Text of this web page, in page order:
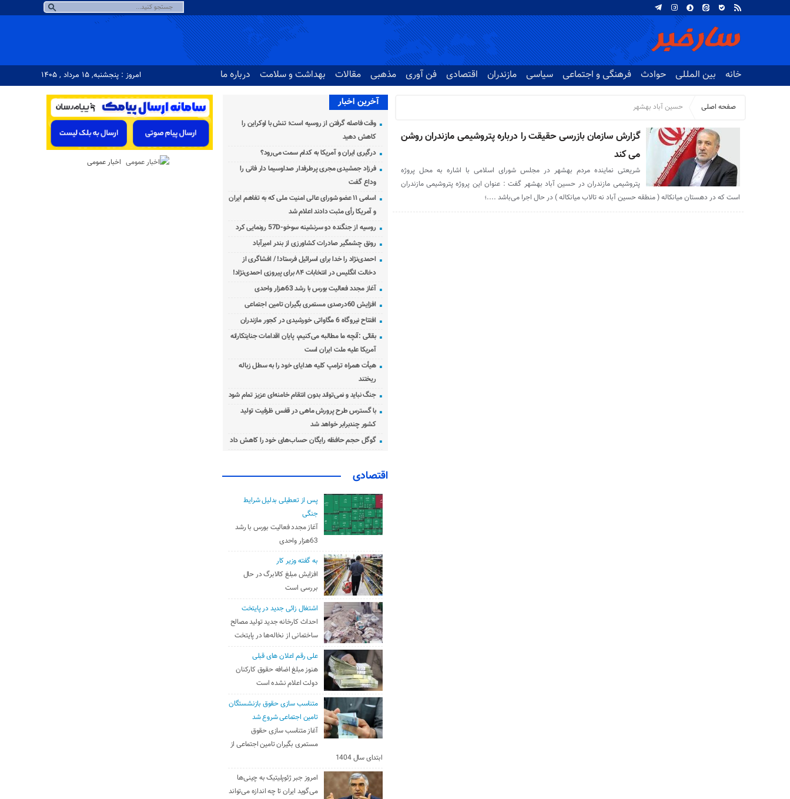
خانه بین المللی حوادث فرهنگی و اجتماعی سیاسی مازندران اقتصادی فن آوری مذهبی مقالات بهداشت و سلامت درباره ما امروز : پنجشنبه, ۱۵ مرداد , ۱۴۰۵
صفحه اصلی حسین آباد بهشهر
گزارش سازمان بازرسی حقیقت را درباره پتروشیمی مازندران روشن
می کند
شریعتی نماینده مردم بهشهر در مجلس شورای اسلامی با اشاره به محل پروژه
پتروشیمی مازندران در حسین آباد بهشهر گفت : عنوان این پروژه پتروشیمی مازندران
است که در دهستان میانکاله ( منطقه حسین آباد نه تالاب میانکاله ) در حال اجرا می‌باشد ....؛
آخرین اخبار
وقت فاصله گرفتن از روسیه است؛ تنش با اوکراین را
کاهش دهید
درگیری ایران و آمریکا به کدام سمت می‌رود؟
فرزاد جمشیدی مجری پرطرفدار صداوسیما دار فانی را
وداع گفت
اسامی ۱۱ عضو شورای عالی امنیت ملی که به تفاهم ایران
و آمریکا رأی مثبت دادند اعلام شد
روسیه از جنگنده دو سرنشینه سوخو-57D رونمایی کرد
رونق چشمگیر صادرات کشاورزی از بندر امیرآباد
احمدی‌نژاد را خدا برای اسرائیل فرستاد! / افشاگری از
دخالت انگلیس در انتخابات ۸۴ برای پیروزی احمدی‌نژاد!
آغاز مجدد فعالیت بورس با رشد 63هزار واحدی
افزایش 60درصدی مستمری بگیران تامین اجتماعی
افتتاح نیروگاه 6 مگاواتی خورشیدی در کجور مازندران
بقائی :آنچه ما مطالبه می‌کنیم، پایان اقدامات جنایتکارانه
آمریکا علیه ملت ایران است
هیأت همراه ترامپ کلیه هدایای خود را به سطل زباله
ریختند
جنگ نباید و نمی‌تواند بدون انتقام خامنه‌ای عزیز تمام شود
با گسترس طرح پرورش ماهی در قفس ظرفیت تولید
کشور چندبرابر خواهد شد
گوگل حجم حافظه رایگان حساب‌های خود را کاهش داد
اقتصادی
پس از تعطیلی بدلیل شرایط
جنگی
آغاز مجدد فعالیت بورس با رشد
63هزار واحدی
به گفته وزیر کار
افزایش مبلغ کالابرگ در حال
بررسی است
اشتغال زائی جدید در پایتخت
احداث کارخانه جدید تولید مصالح
ساختمانی از نخاله‌ها در پایتخت
علی رقم اعلان های قبلی
هنوز مبلغ اضافه حقوق کارکنان
دولت اعلام نشده است
متناسب سازی حقوق بازنشستگان
تامین اجتماعی شروع شد
آغاز متناسب سازی حقوق
مستمری بگیران تامین اجتماعی از
ابتدای سال 1404
امروز جبر ژئوپلیتیک به چینی‌ها
می‌گوید ایران تا چه اندازه می‌تواند
اخبار عمومی